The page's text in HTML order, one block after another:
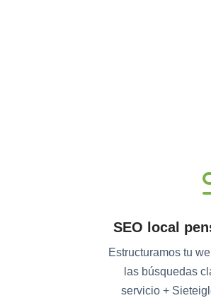
SEO local
Estructuramos tu
las búsquedas
servicio +